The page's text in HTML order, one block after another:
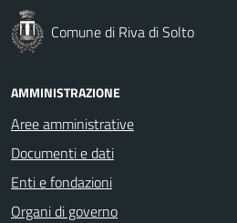
Comune di Riva di Solto
AMMINISTRAZIONE
Aree amministrative
Documenti e dati
Enti e fondazioni
Organi di governo